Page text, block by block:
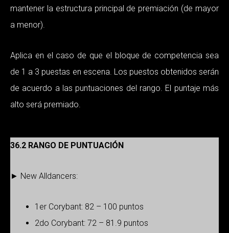
mantener la estructura principal de premiación (de mayor
a menor).
Aplica en el caso de que el bloque de competencia sea
de 1 a 3 puestas en escena. Los puestos obtenidos serán
de acuerdo a las puntuaciones del rango. El puntaje más
alto será premiado.
36.2 RANGO DE PUNTUACIÓN
► New Alldancers:
1er Corybant: 82 – 100 puntos
2do Corybant: 72 – 81.9 puntos